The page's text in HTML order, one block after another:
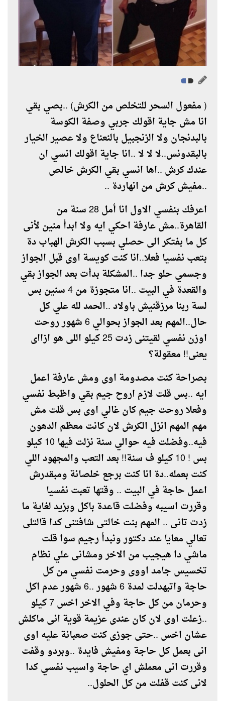
( مفعول السحر للتخلص من الكرش) ..بصي بقي
انا مش جاية اقولك جربي وصفة الكوسة
بالبدنجان ولا الزنجبيل بالنعناع ولا عصير الخيار
بالبقدونس..لا لا لا ..انا جاية اقولك انسي ان
عندك كرش ..اها انسي بقي الكرش خالص
..مفيش كرش من انهاردة ..
اعرفك بنفسي الاول انا أمل 28 سنة من
القاهرة..مش عارفة احكي ايه ولا ابدأ منين لأنى
كل ما بفتكر الى حصلي بسبب الكرش الهباب دة
بتعب نفسيا فعلا..انا كنت كويسة اوى قبل الجواز
وجسمي حلو جدا ..المشكلة بدأت بعد الجواز بقي
والقعدة في البيت ..انا متجوزة من 4 سنين بس
لسة ربنا مرزقنيش باولاد ..الحمد لله علي كل
حال..المهم بعد الجواز بحوالي 6 شهور روحت
اوزن نفسي لقيتنى زدت 25 كيلو اللى هو ازااى
يعنى!! معقولة؟
بصراحة كنت مصدومة اوى ومش عارفة اعمل
ايه ..بس قلت لازم اروح جيم بقي واظبط نفسي
وفعلا روحت جيم كان غالي اوى بس قلت مش
مهم المهم انزل الكرش لان كانت معظم الدهون
فيه..وفضلت فيه حوالي سنة نزلت فيها 10 كيلو
بس ! 10 كيلو ف سنة!! بعد التعب والمجهود اللي
كنت بعمله..دة انا كنت برجع خلصانة ومبقدرش
اعمل حاجة في البيت .. وقتها تعبت نفسيا
وقررت اسيبه وفضلت قاعدة باكل وبزيد لغاية ما
زدت تانى .. المهم بنت خالتى شافتنى كدا قالتلى
تعالي معايا عند دكتور ونبدأ رجيم سوا قلت
ماشي دا هيجيب من الاخر ومشانى علي نظام
تخسيس جامد اووى وحرمت نفسي من كل
حاجة واتبهدلت لمدة 6 شهور ..6 شهور عدم اكل
وحرمان من كل حاجة وفي الاخر اخس 7 كيلو
..زعلت اوى لان كان عندى عزيمة قوية انى ماكلش
عشان اخس ..حتى جوزى كنت صعبانة عليه اوى
انى بعمل كل حاجة ومفيش فايدة ..وبردو وقفت
وقررت انى معملش اي حاجة واسيب نفسي كدا
لانى كنت قفلت من كل الحلول..